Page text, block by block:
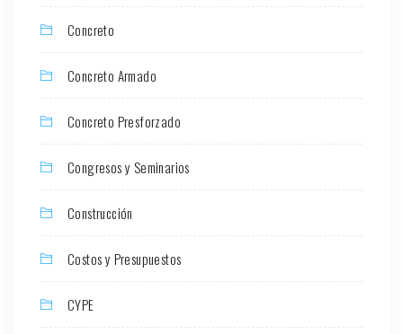
Concreto
Concreto Armado
Concreto Presforzado
Congresos y Seminarios
Construcción
Costos y Presupuestos
CYPE